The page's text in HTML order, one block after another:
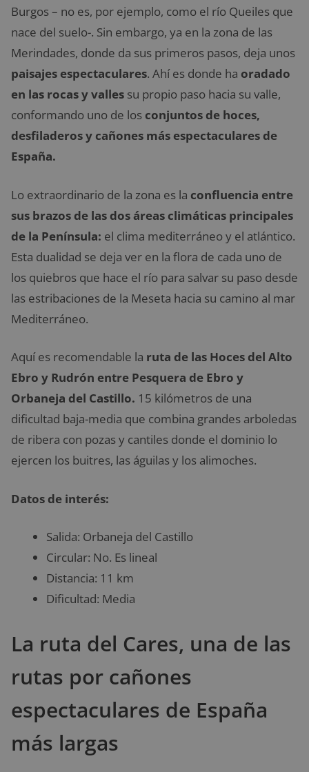
Burgos – no es, por ejemplo, como el río Queiles que
nace del suelo-. Sin embargo, ya en la zona de las
Merindades, donde da sus primeros pasos, deja unos
paisajes espectaculares. Ahí es donde ha oradado
en las rocas y valles su propio paso hacia su valle,
conformando uno de los conjuntos de hoces,
desfiladeros y cañones más espectaculares de
España.
Lo extraordinario de la zona es la confluencia entre
sus brazos de las dos áreas climáticas principales
de la Península: el clima mediterráneo y el atlántico.
Esta dualidad se deja ver en la flora de cada uno de
los quiebros que hace el río para salvar su paso desde
las estribaciones de la Meseta hacia su camino al mar
Mediterráneo.
Aquí es recomendable la ruta de las Hoces del Alto
Ebro y Rudrón entre Pesquera de Ebro y
Orbaneja del Castillo. 15 kilómetros de una
dificultad baja-media que combina grandes arboledas
de ribera con pozas y cantiles donde el dominio lo
ejercen los buitres, las águilas y los alimoches.
Datos de interés:
Salida: Orbaneja del Castillo
Circular: No. Es lineal
Distancia: 11 km
Dificultad: Media
La ruta del Cares, una de las
rutas por cañones
espectaculares de España
más largas